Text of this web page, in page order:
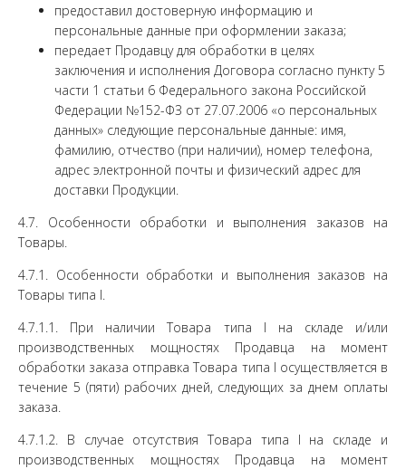
предоставил достоверную информацию и
персональные данные при оформлении заказа;
передает Продавцу для обработки в целях
заключения и исполнения Договора согласно пункту 5
части 1 статьи 6 Федерального закона Российской
Федерации №152-ФЗ от 27.07.2006 «о персональных
данных» следующие персональные данные: имя,
фамилию, отчество (при наличии), номер телефона,
адрес электронной почты и физический адрес для
доставки Продукции.
4.7. Особенности обработки и выполнения заказов на
Товары.
4.7.1. Особенности обработки и выполнения заказов на
Товары типа I.
4.7.1.1. При наличии Товара типа I на складе и/или
производственных мощностях Продавца на момент
обработки заказа отправка Товара типа I осуществляется в
течение 5 (пяти) рабочих дней, следующих за днем оплаты
заказа.
4.7.1.2. В случае отсутствия Товара типа I на складе и
производственных мощностях Продавца на момент